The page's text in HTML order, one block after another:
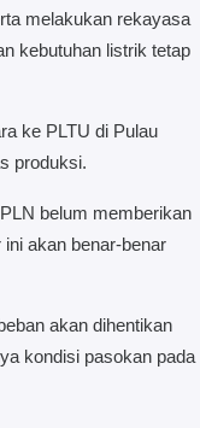
melakukan rekayasa
kebutuhan listrik tetap
ke PLTU di Pulau
produksi.
belum memberikan
akan benar-benar
akan dihentikan
kondisi pasokan pada